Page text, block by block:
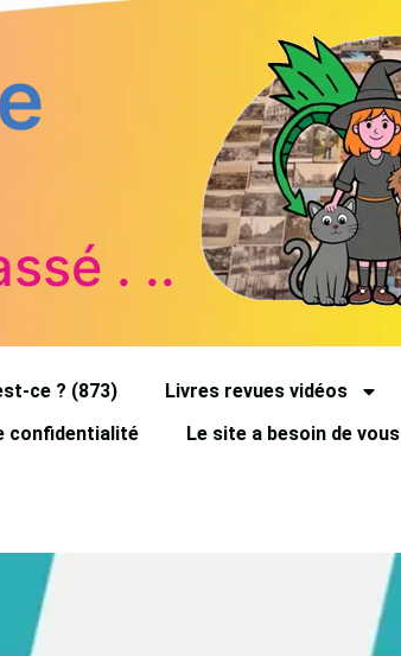
. ..
ce ? (873)
Livres revues vidéos
confidentialité Le site a besoin de vous